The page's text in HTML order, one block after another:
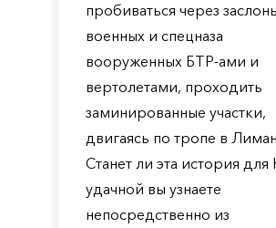
пробиваться через
военных и спецназа
вооруженных БТР-ами и
вертолетами, проходить
заминированные участки,
двигаясь по тропе в
Станет ли эта история для
удачной вы узнаете
непосредственно из